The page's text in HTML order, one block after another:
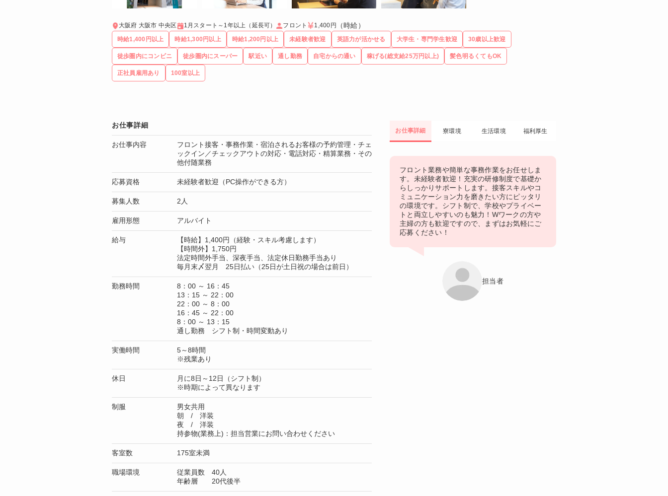
大阪府 大阪市 中央区 1月スタート～1年以上（延長可） フロント 1,400円 （時給）
時給1,400円以上 時給1,300円以上 時給1,200円以上 未経験者歓迎 英語力が活かせる 大学生・専門学生歓迎 30歳以上歓迎
徒歩圏内にコンビニ 徒歩圏内にスーパー 駅近い 通し勤務 自宅からの通い 稼げる(総支給25万円以上) 髪色明るくてもOK
正社員雇用あり 100室以上
お仕事詳細 寮環境 生活環境 福利厚生
フロント業務や簡単な事務作業をお任せしま
す。未経験者歓迎！充実の研修制度で基礎か
らしっかりサポートします。接客スキルやコ
ミュニケーション力を磨きたい方にピッタリ
の環境です。シフト制で、学校やプライベー
トと両立しやすいのも魅力！Wワークの方や
主婦の方も歓迎ですので、まずはお気軽にご
応募ください！
担当者
お仕事詳細
お仕事内容
フロント接客・事務作業・宿泊されるお客様の予約管理・チェ
ックイン／チェックアウトの対応・電話対応・精算業務・その
他付随業務
応募資格 未経験者歓迎（PC操作ができる方）
募集人数 2人
雇用形態 アルバイト
給与
【時給】1,400円（経験・スキル考慮します）
【時間外】1,750円
法定時間外手当、深夜手当、法定休日勤務手当あり
毎月末〆翌月 25日払い（25日が土日祝の場合は前日）
勤務時間
8：00 ～ 16：45
13：15 ～ 22：00
22：00 ～ 8：00
16：45 ～ 22：00
8：00 ～ 13：15
通し勤務 シフト制・時間変動あり
実働時間
5～8時間
※残業あり
休日
月に8日～12日（シフト制）
※時期によって異なります
制服
男女共用
朝 / 洋装
夜 / 洋装
持参物(業務上)：担当営業にお問い合わせください
客室数 175室未満
職場環境
従業員数 40人
年齢層 20代後半